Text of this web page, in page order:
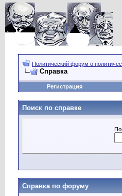
Политический форум о
Справка
Регистрация
Поиск по справке
Справка по форуму